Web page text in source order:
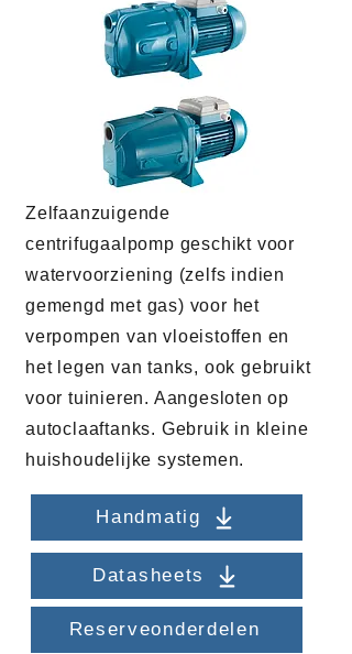
Zelfaanzuigende
centrifugaalpomp geschikt voor
watervoorziening (zelfs indien
gemengd met gas) voor het
verpompen van vloeistoffen en
het legen van tanks, ook gebruikt
voor tuinieren. Aangesloten op
autoclaaftanks. Gebruik in kleine
huishoudelijke systemen.
Handmatig
Datasheets
Reserveonderdelen